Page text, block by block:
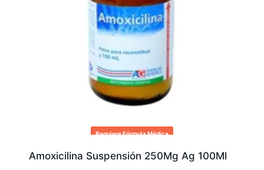
Requiere Fórmula Médica
Amoxicilina Suspensión 250Mg Ag 100Ml